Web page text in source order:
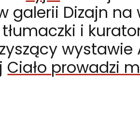
antropolożki, tłumaczki i
– wykład dr Ewy Klekot
galerii Dizajn na
i
wystawie
Ciało prowadzi